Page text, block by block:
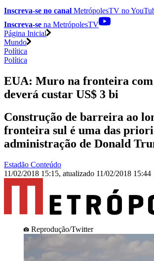
Inscreva-se no canal MetrópolesTV no
Inscreva-se na MetrópolesTV
Página Inicial
Mundo
Política
Política
EUA: Muro na fronteira
deverá custar US$ 3 bi
Construção de barreira ao
fronteira sul é uma das
administração de Donald
Estadão Conteúdo
11/02/2018 15:15, atualizado 11/02/2018 15:44
Reprodução/Twitter